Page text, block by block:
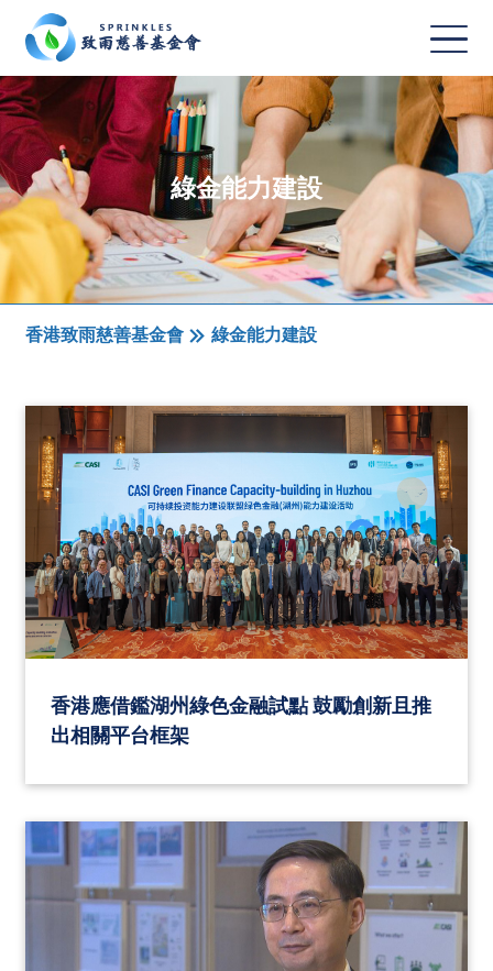
綠金能力建設
香港致雨慈善基金會 綠金能力建設
香港應借鑑湖州綠色金融試點 鼓勵創新且推
出相關平台框架